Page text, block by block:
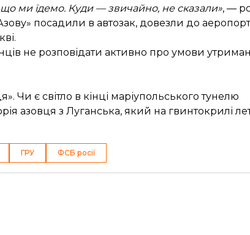
ми їдемо. Куди — звичайно, не сказали», —
посадили в автозак, довезли до
не розповідати активно про умови
Чи є світло в кінці маріупольського тунелю
азовця з Луганська, який на гвинтокрилі
ГРУ ФСБ росії